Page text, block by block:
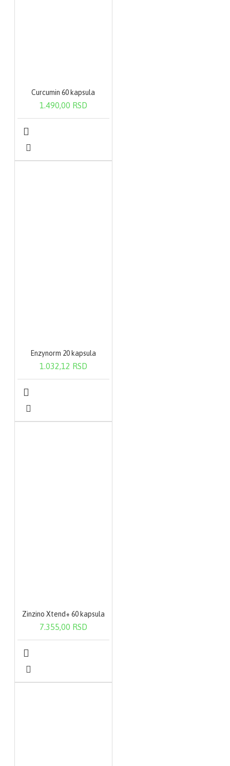
Curcumin 60 kapsula
1.490,00 RSD
Enzynorm 20 kapsula
1.032,12 RSD
Zinzino Xtend+ 60 kapsula
7.355,00 RSD